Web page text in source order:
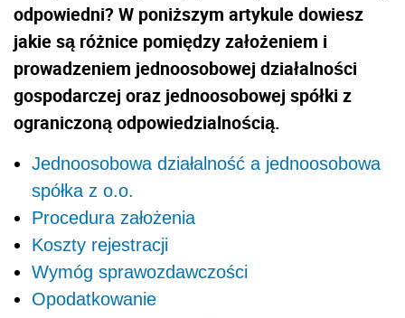
odpowiedni? W poniższym artykule dowiesz
jakie są różnice pomiędzy założeniem i
prowadzeniem jednoosobowej działalności
gospodarczej oraz jednoosobowej spółki z
ograniczoną odpowiedzialnością.
Jednoosobowa działalność a jednoosobowa
spółka z o.o.
Procedura założenia
Koszty rejestracji
Wymóg sprawozdawczości
Opodatkowanie